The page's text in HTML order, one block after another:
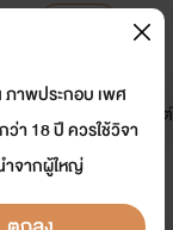
มาใหม่
ดรีมแชท ธัญลิสต์
บ
ภาพประกอบ เพศ
า 18 ปี ควรใช้วิจา
ำจากผู้ใหญ่